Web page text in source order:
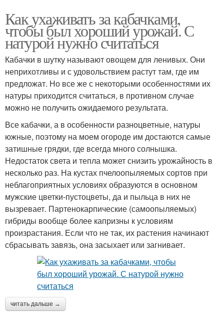
Как ухаживать за кабачками,
чтобы был хороший урожай. С
натурой нужно считаться
Кабачки в шутку называют овощем для ленивых. Они
неприхотливы и с удовольствием растут там, где им
предложат. Но все же с некоторыми особенностями их
натуры приходится считаться, в противном случае
можно не получить ожидаемого результата.
Все кабачки, а в особенности разноцветные, натуры
южные, поэтому на моем огороде им достаются самые
затишные грядки, где всегда много солнышка.
Недостаток света и тепла может снизить урожайность в
несколько раз. На кустах пчелоопыляемых сортов при
неблагоприятных условиях образуются в основном
мужские цветки-пустоцветы, да и пыльца в них не
вызревает. Партенокарпические (самоопыляемых)
гибриды вообще более капризны к условиям
произрастания. Если что не так, их растения начинают
сбрасывать завязь, она засыхает или загнивает.
читать дальше →